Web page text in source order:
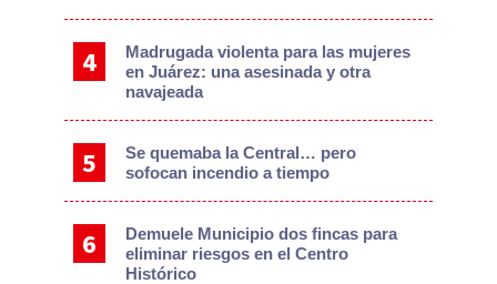
Madrugada violenta para las mujeres
en Juárez: una asesinada y otra
navajeada
Se quemaba la Central… pero
sofocan incendio a tiempo
Demuele Municipio dos fincas para
eliminar riesgos en el Centro
Histórico